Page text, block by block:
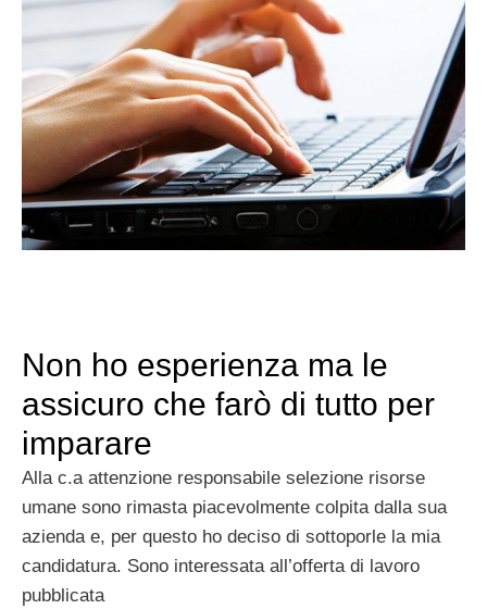
Non ho esperienza ma le
assicuro che farò di tutto per
imparare
Alla c.a attenzione responsabile selezione risorse
umane sono rimasta piacevolmente colpita dalla sua
azienda e, per questo ho deciso di sottoporle la mia
candidatura. Sono interessata all’offerta di lavoro
pubblicata